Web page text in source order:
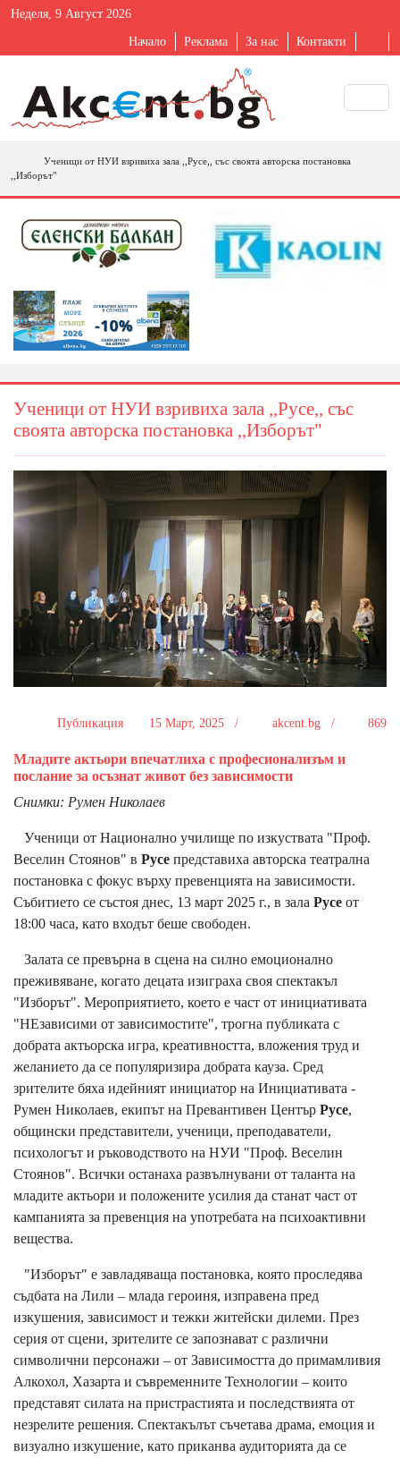
Неделя, 9 Август 2026
Начало Реклама За нас Контакти
Ученици от НУИ взривиха зала ,,Русе,, със своята авторска постановка
,,Изборът"
Ученици от НУИ взривиха зала ,,Русе,, със
своята авторска постановка ,,Изборът"
Публикация 15 Март, 2025 / akcent.bg / 869
Младите актьори впечатлиха с професионализъм и
послание за осъзнат живот без зависимости
Снимки: Румен Николаев
Ученици от Национално училище по изкуствата "Проф.
Веселин Стоянов" в Русе представиха авторска театрална
постановка с фокус върху превенцията на зависимости.
Събитието се състоя днес, 13 март 2025 г., в зала Русе от
18:00 часа, като входът беше свободен.
Залата се превърна в сцена на силно емоционално
преживяване, когато децата изиграха своя спектакъл
"Изборът". Мероприятието, което е част от инициативата
"НЕзависими от зависимостите", трогна публиката с
добрата актьорска игра, креативността, вложения труд и
желанието да се популяризира добрата кауза. Сред
зрителите бяха идейният инициатор на Инициативата -
Румен Николаев, екипът на Превантивен Център Русе,
общински представители, ученици, преподаватели,
психологът и ръководството на НУИ "Проф. Веселин
Стоянов". Всички останаха развълнувани от таланта на
младите актьори и положените усилия да станат част от
кампанията за превенция на употребата на психоактивни
вещества.
"Изборът" е завладяваща постановка, която проследява
съдбата на Лили – млада героиня, изправена пред
изкушения, зависимост и тежки житейски дилеми. През
серия от сцени, зрителите се запознават с различни
символични персонажи – от Зависимостта до примамливия
Алкохол, Хазарта и съвременните Технологии – които
представят силата на пристрастията и последствията от
незрелите решения. Спектакълът съчетава драма, емоция и
визуално изкушение, като приканва аудиторията да се